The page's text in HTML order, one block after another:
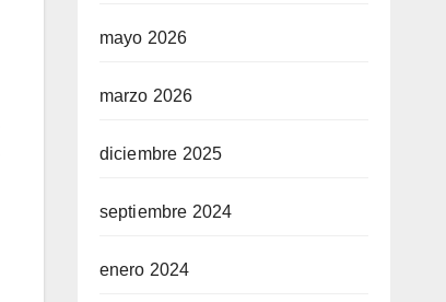
mayo 2026
marzo 2026
diciembre 2025
septiembre 2024
enero 2024